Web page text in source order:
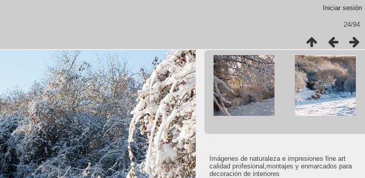
Iniciar sesión
24/94
Imágenes de naturaleza e impresiones fine art
calidad profesional,montajes y enmarcados para
decoración de interiores